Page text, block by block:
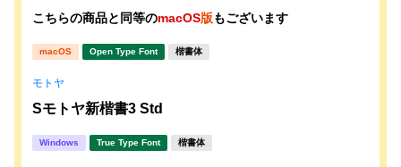
こちらの商品と同等のmacOS版もございます
macOS Open Type Font 楷書体
モトヤ
Sモトヤ新楷書3 Std
Windows True Type Font 楷書体